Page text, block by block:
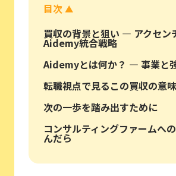
目次 ▲
買収の背景と狙い — アクセン
Aidemy統合戦略
Aidemyとは何か？ — 事業と
転職視点で見るこの買収の意味
次の一歩を踏み出すために
コンサルティングファームへ
んだら